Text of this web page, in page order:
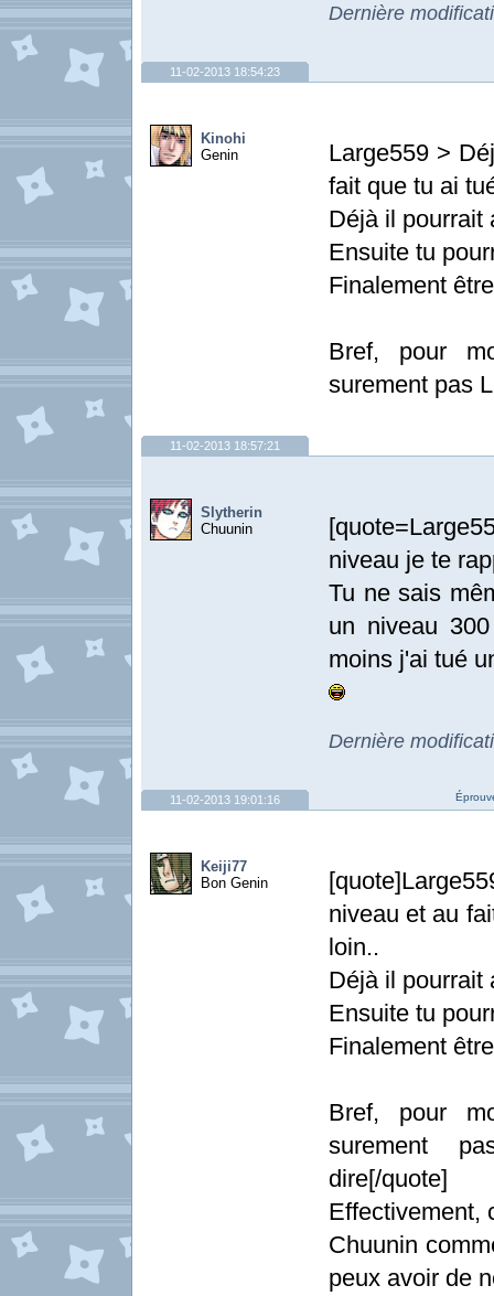
Dernière
11-02-2013 18:54:23
Kinohi
Genin
Large559 >
fait que tu ai
Déjà il pourrait
Ensuite tu
Finalement
Bref, pour
surement pas
11-02-2013 18:57:21
Slytherin
Chuunin
niveau je te
Tu ne sais
un niveau
moins j'ai tué
Dernière
11-02-2013 19:01:16
Keiji77
Bon Genin
niveau et au
loin..
Déjà il pourrait
Ensuite tu
Finalement
Bref, pour
surement
dire[/quote]
Effectivement,
Chuunin
peux avoir de